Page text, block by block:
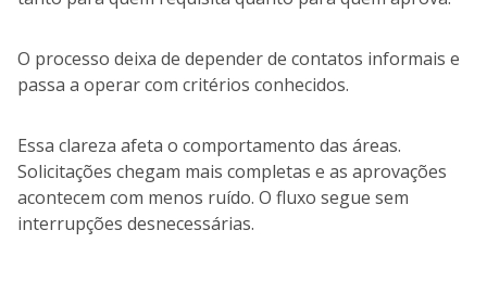
O processo deixa de depender de contatos informais e
passa a operar com critérios conhecidos.
Essa clareza afeta o comportamento das áreas.
Solicitações chegam mais completas e as aprovações
acontecem com menos ruído. O fluxo segue sem
interrupções desnecessárias.